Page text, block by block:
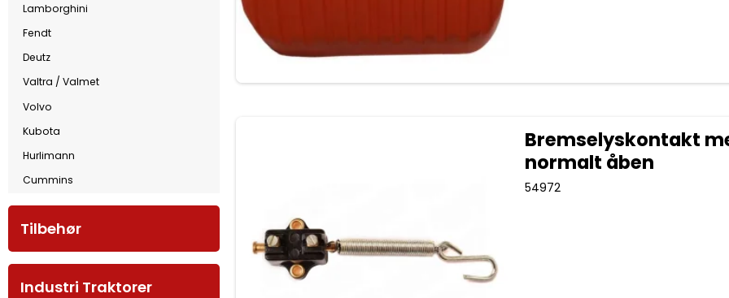
Lamborghini
Fendt
Deutz
Valtra / Valmet
Volvo
Kubota
Hurlimann
Cummins
Tilbehør
Industri Traktorer
Bremselyskontakt
normalt åben
54972